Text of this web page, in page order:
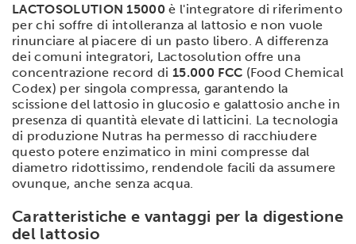
LACTOSOLUTION 15000 è l'integratore di riferimento
per chi soffre di intolleranza al lattosio e non vuole
rinunciare al piacere di un pasto libero. A differenza
dei comuni integratori, Lactosolution offre una
concentrazione record di15.000 FCC (Food Chemical
Codex) per singola compressa, garantendo la
scissione del lattosio in glucosio e galattosio anche in
presenza di quantità elevate di latticini. La tecnologia
di produzione Nutras ha permesso di racchiudere
questo potere enzimatico in mini compresse dal
diametro ridottissimo, rendendole facili da assumere
ovunque, anche senza acqua.
Caratteristiche e vantaggi per la digestione
del lattosio